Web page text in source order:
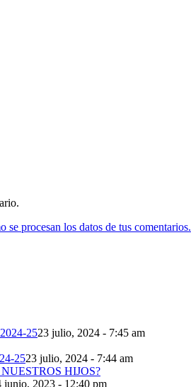
se procesan los datos de tus comentarios.
2523 julio, 2024 - 7:45 am
2523 julio, 2024 - 7:44 am
junio, 2023 - 12:40 pm